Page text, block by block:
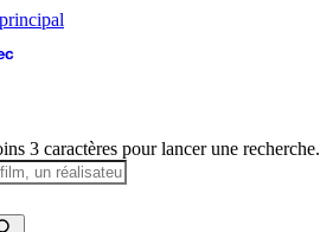
3 caractères pour lancer une recherche.